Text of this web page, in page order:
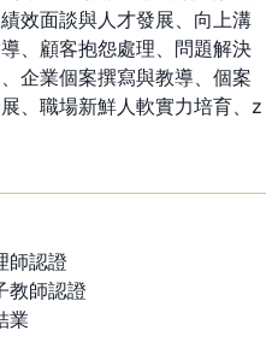
效面談與人才發展、向上溝
、顧客抱怨處理、問題解決
企業個案撰寫與教導、個案
、職場新鮮人軟實力培育、z
師認證
教師認證
業